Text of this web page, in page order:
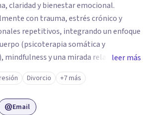
claridad y bienestar emocional.
con trauma, estrés crónico y
repetitivos, integrando un enfoque
(psicoterapia somática y
y una mirada relacional y
terapia te ayudo a entender lo que te
tu sistema nervioso y a
concretos para sentirte más
y en paz contigo. También tengo
leer más
Divorcio +7 más
Email